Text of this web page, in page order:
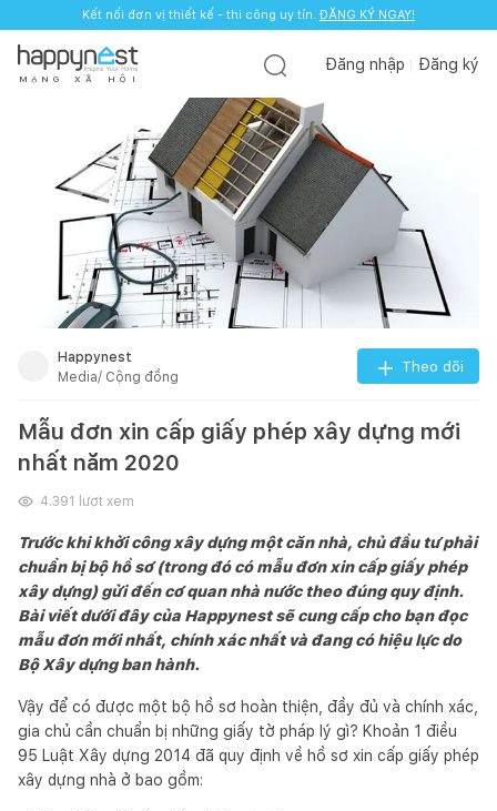
Kết nối đơn vị thiết kế - thi công uy tín. ĐĂNG KÝ NGAY!
M Ạ N G X Ã H Ộ I
Đăng nhập Đăng ký
Happynest
Media/ Cộng đồng
Theo dõi
Mẫu đơn xin cấp giấy phép xây dựng mới
nhất năm 2020
4.391 lượt xem
Trước khi khởi công xây dựng một căn nhà, chủ đầu tư phải
chuẩn bị bộ hồ sơ (trong đó có mẫu đơn xin cấp giấy phép
xây dựng) gửi đến cơ quan nhà nước theo đúng quy định.
Bài viết dưới đây của Happynest sẽ cung cấp cho bạn đọc
mẫu đơn mới nhất, chính xác nhất và đang có hiệu lực do
Bộ Xây dựng ban hành.
Vậy để có được một bộ hồ sơ hoàn thiện, đầy đủ và chính xác,
gia chủ cần chuẩn bị những giấy tờ pháp lý gì? Khoản 1 điều
95 Luật Xây dựng 2014 đã quy định về hồ sơ xin cấp giấy phép
xây dựng nhà ở bao gồm: